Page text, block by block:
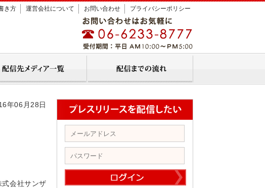
き方 運営会社について お問い合わせ プライバシーポリシー
年06月28日
式会社サンザ